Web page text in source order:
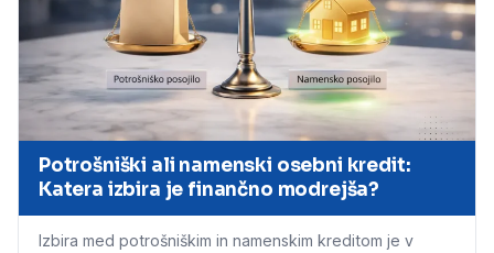
Potrošniški ali namenski osebni kredit:
Katera izbira je finančno modrejša?
Izbira med potrošniškim in namenskim kreditom je v